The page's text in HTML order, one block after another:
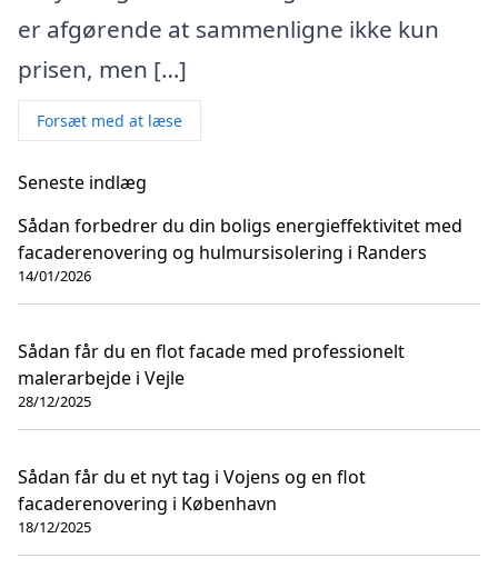
er afgørende at sammenligne ikke kun
prisen, men […]
Forsæt med at læse
Seneste indlæg
Sådan forbedrer du din boligs energieffektivitet med
facaderenovering og hulmursisolering i Randers
14/01/2026
Sådan får du en flot facade med professionelt
malerarbejde i Vejle
28/12/2025
Sådan får du et nyt tag i Vojens og en flot
facaderenovering i København
18/12/2025